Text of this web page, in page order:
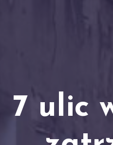
7 ulic